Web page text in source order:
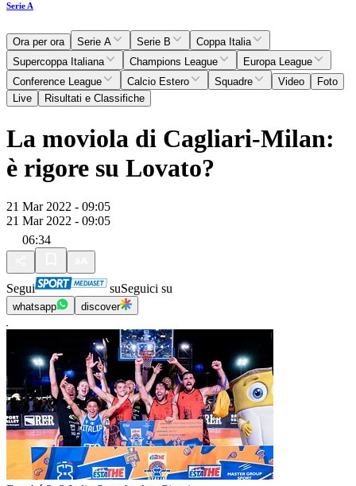
Serie A
Ora per ora Serie A Serie B
Coppa Italia
Supercoppa Italiana
Champions League
Europa League
Conference League
Calcio Estero Squadre Video
Foto
Live
Risultati e Classifiche
La moviola di Cagliari-Milan:
è rigore su Lovato?
21 Mar 2022 - 09:05
21 Mar 2022 - 09:05
06:34
Segui suSeguici su
whatsapp discover